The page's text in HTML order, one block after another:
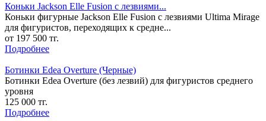
Коньки Jackson Elle Fusion c лезвиями...
Коньки фигурные Jackson Elle Fusion c лезвиями Ultima Mirage
для фигуристов, переходящих к средне...
от 197 500 тг.
Подробнее
Ботинки Edea Overture (Черные)
Ботинки Edea Overture (без лезвий) для фигуристов среднего
уровня
125 000 тг.
Подробнее